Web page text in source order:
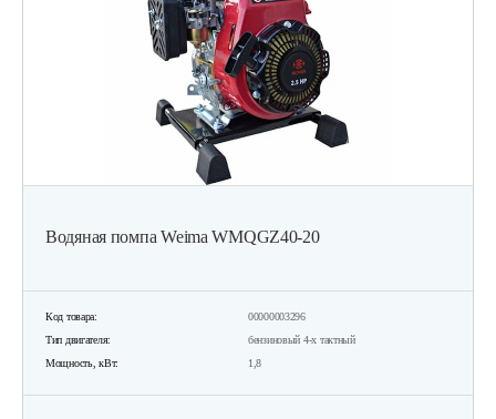
Водяная помпа Weima WMQGZ40-20
Код товара:
00000003296
Тип двигателя:
бензиновый 4-х тактный
Мощность, кВт:
1,8